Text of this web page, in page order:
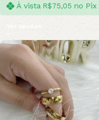
À vista R$75,05 no Pix
Ver opções